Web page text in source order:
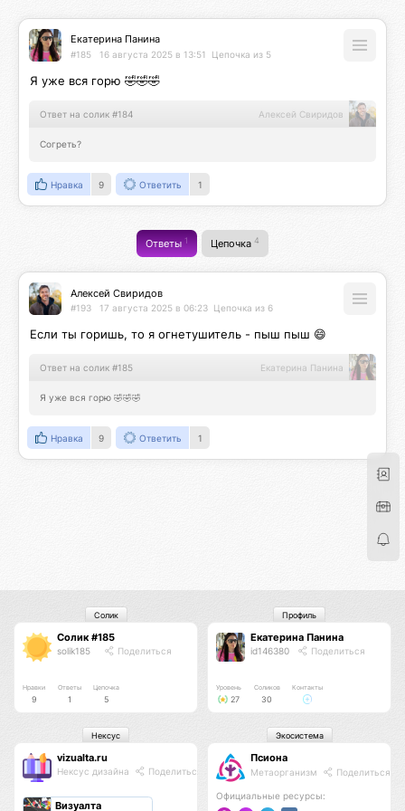
Екатерина Панина
#185 16 августа 2025 в 13:51 Цепочка из 5
Я уже вся горю 🤣🤣🤣
Ответ на солик #184 Алексей Свиридов
Согреть?
Нравка 9 Ответить 1
Ответы1 Цепочка 4
Алексей Свиридов
#193 17 августа 2025 в 06:23 Цепочка из 6
Если ты горишь, то я огнетушитель - пыш пыш 😄
Ответ на солик #185 Екатерина Панина
Я уже вся горю 🤣🤣🤣
Нравка 9 Ответить 1
Солик #185
solik185 Поделиться
Нравки
9
Ответы
1
Цепочка
5
Солик
Екатерина Панина
id146380 Поделиться
Уровень
27
Соликов
30
Контакты
Профиль
vizualta.ru
Нексус дизайна Поделиться
Визуалта
Нексус
Псиона
Метаорганизм Поделиться
Официальные ресурсы:
Экосистема